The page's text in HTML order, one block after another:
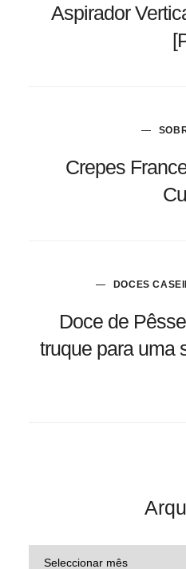
Aspirador
Crepes
DOCES
Doce de
truque para uma